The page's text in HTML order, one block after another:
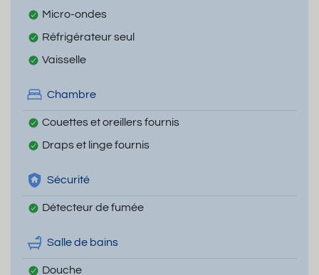
Micro-ondes
Réfrigérateur seul
Vaisselle
Chambre
Couettes et oreillers fournis
Draps et linge fournis
Sécurité
Détecteur de fumée
Salle de bains
Douche